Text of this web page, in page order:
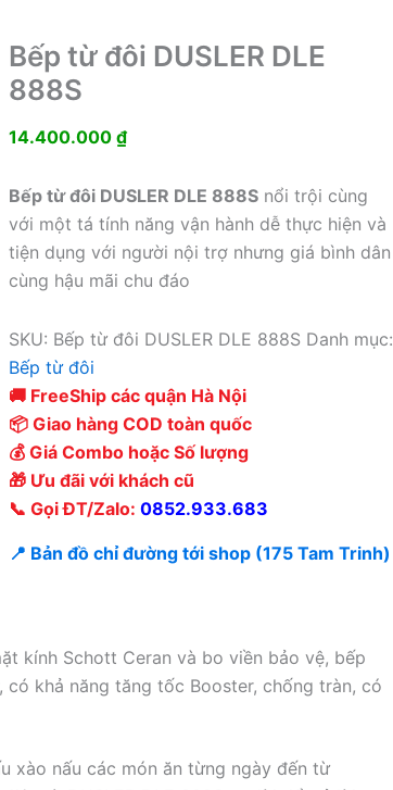
Bếp từ đôi DUSLER DLE
888S
14.400.000 ₫
Bếp từ đôi DUSLER DLE 888Snổi trội cùng
với một tá tính năng vận hành dễ thực hiện và
tiện dụng với người nội trợ nhưng giá bình dân
cùng hậu mãi chu đáo
SKU: Bếp từ đôi DUSLER DLE 888S Danh mục:
Bếp từ đôi
🚚 FreeShip các quận Hà Nội
📦 Giao hàng COD toàn quốc
💰 Giá Combo hoặc Số lượng
🎁 Ưu đãi với khách cũ
📞 Gọi ĐT/Zalo: 0852.933.683
📍 Bản đồ chỉ đường tới shop (175 Tam Trinh)
kính Schott Ceran và bo viền bảo vệ, bếp
khả năng tăng tốc Booster, chống tràn, có
xào nấu các món ăn từng ngày đến từ